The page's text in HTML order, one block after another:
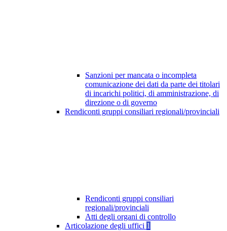
Sanzioni per mancata o incompleta
comunicazione dei dati da parte dei titolari
di incarichi politici, di amministrazione, di
direzione o di governo
Rendiconti gruppi consiliari regionali/provinciali
Rendiconti gruppi consiliari
regionali/provinciali
Atti degli organi di controllo
Articolazione degli uffici 1